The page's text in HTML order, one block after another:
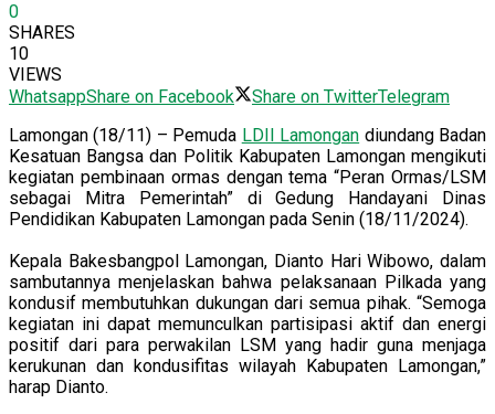
0
SHARES
10
VIEWS
WhatsappShare on Facebook Share on TwitterTelegram
Lamongan (18/11) – Pemuda LDII Lamongan diundang Badan
Kesatuan Bangsa dan Politik Kabupaten Lamongan mengikuti
kegiatan pembinaan ormas dengan tema “Peran Ormas/LSM
sebagai Mitra Pemerintah” di Gedung Handayani Dinas
Pendidikan Kabupaten Lamongan pada Senin (18/11/2024).
Kepala Bakesbangpol Lamongan, Dianto Hari Wibowo, dalam
sambutannya menjelaskan bahwa pelaksanaan Pilkada yang
kondusif membutuhkan dukungan dari semua pihak. “Semoga
kegiatan ini dapat memunculkan partisipasi aktif dan energi
positif dari para perwakilan LSM yang hadir guna menjaga
kerukunan dan kondusifitas wilayah Kabupaten Lamongan,”
harap Dianto.